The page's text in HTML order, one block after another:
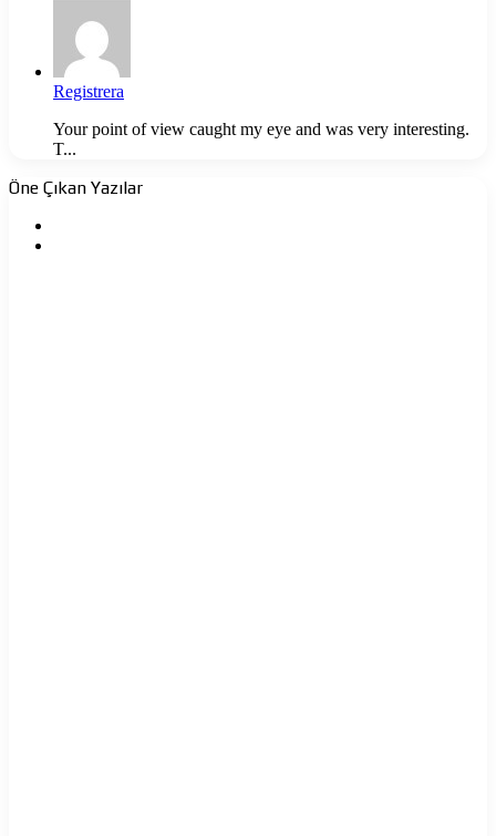
Registrera
Your point of view caught my eye and was very interesting.
T...
Öne Çıkan Yazılar